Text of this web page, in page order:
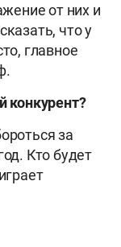
от них и
что у
главное
конкурент?
за
Кто будет